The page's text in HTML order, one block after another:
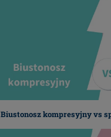
Biustonosz kompresyjny vs